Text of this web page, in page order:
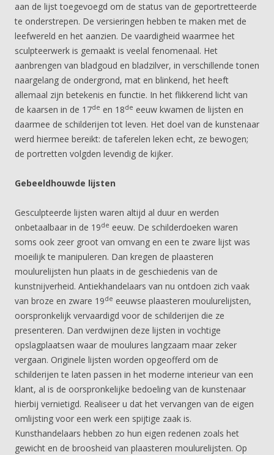
aan de lijst toegevoegd om de status van de geportretteerde
te onderstrepen. De versieringen hebben te maken met de
leefwereld en het aanzien. De vaardigheid waarmee het
sculpteerwerk is gemaakt is veelal fenomenaal. Het
aanbrengen van bladgoud en bladzilver, in verschillende tonen
naargelang de ondergrond, mat en blinkend, het heeft
allemaal zijn betekenis en functie. In het flikkerend licht van
de kaarsen in de 17de en 18de eeuw kwamen de lijsten en
daarmee de schilderijen tot leven. Het doel van de kunstenaar
werd hiermee bereikt: de taferelen leken echt, ze bewogen;
de portretten volgden levendig de kijker.
Gebeeldhouwde lijsten
Gesculpteerde lijsten waren altijd al duur en werden
onbetaalbaar in de 19de eeuw. De schilderdoeken waren
soms ook zeer groot van omvang en een te zware lijst was
moeilijk te manipuleren. Dan kregen de plaasteren
moulurelijsten hun plaats in de geschiedenis van de
kunstnijverheid. Antiekhandelaars van nu ontdoen zich vaak
van broze en zware 19de eeuwse plaasteren moulurelijsten,
oorspronkelijk vervaardigd voor de schilderijen die ze
presenteren. Dan verdwijnen deze lijsten in vochtige
opslagplaatsen waar de moulures langzaam maar zeker
vergaan. Originele lijsten worden opgeofferd om de
schilderijen te laten passen in het moderne interieur van een
klant, al is de oorspronkelijke bedoeling van de kunstenaar
hierbij vernietigd. Realiseer u dat het vervangen van de eigen
omlijsting voor een werk een spijtige zaak is.
Kunsthandelaars hebben zo hun eigen redenen zoals het
gewicht en de broosheid van plaasteren moulurelijsten. Op